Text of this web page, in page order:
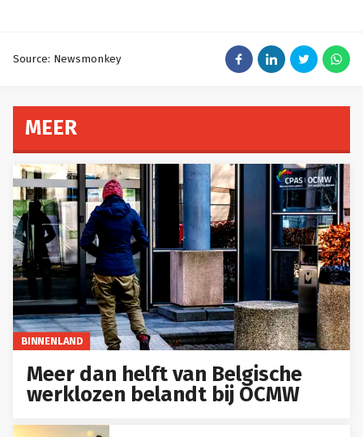
Source: Newsmonkey
MEER
BINNENLAND
Meer dan helft van Belgische
werklozen belandt bij OCMW